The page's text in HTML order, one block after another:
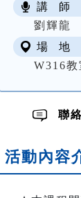
講 師
劉輝龍
場 地
W316教
聯
活動內容